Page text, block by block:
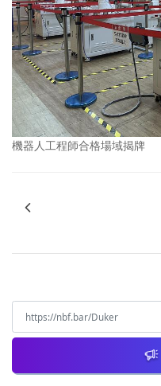
機器人工程師合格場域揭牌